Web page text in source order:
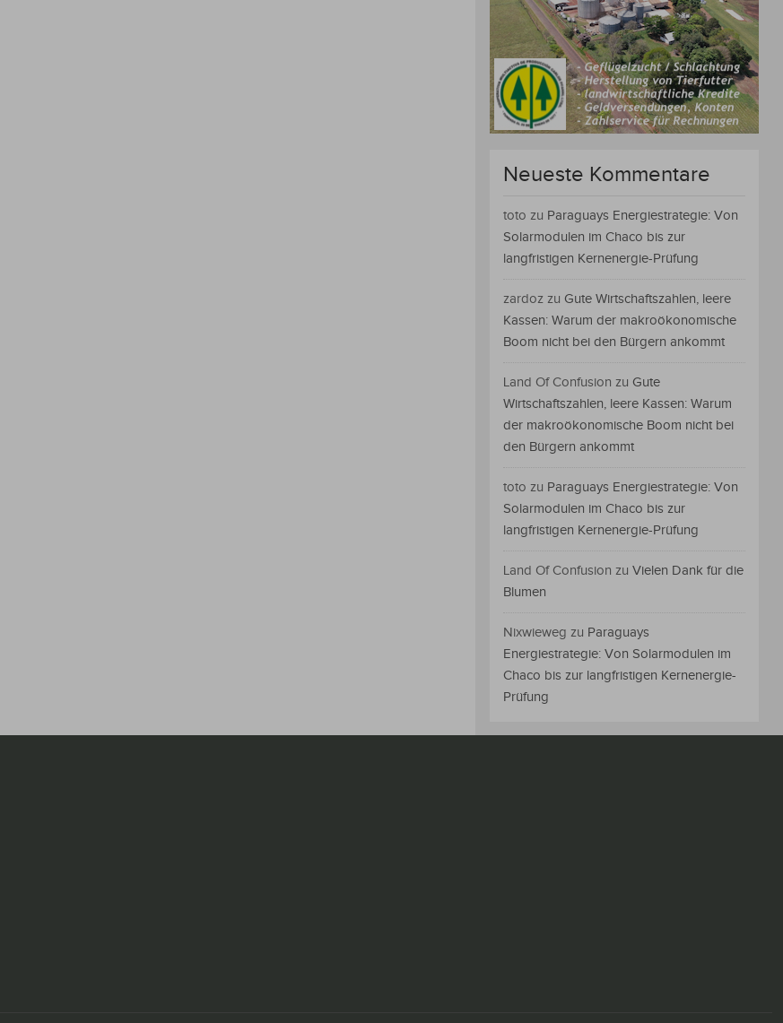
Neueste Kommentare
toto zu Paraguays Energiestrategie: Von
Solarmodulen im Chaco bis zur
langfristigen Kernenergie-Prüfung
zardoz zu Gute Wirtschaftszahlen, leere
Kassen: Warum der makroökonomische
Boom nicht bei den Bürgern ankommt
Land Of Confusion zu Gute
Wirtschaftszahlen, leere Kassen: Warum
der makroökonomische Boom nicht bei
den Bürgern ankommt
toto zu Paraguays Energiestrategie: Von
Solarmodulen im Chaco bis zur
langfristigen Kernenergie-Prüfung
Land Of Confusion zu Vielen Dank für die
Blumen
Nixwieweg zu Paraguays
Energiestrategie: Von Solarmodulen im
Chaco bis zur langfristigen Kernenergie-
Prüfung